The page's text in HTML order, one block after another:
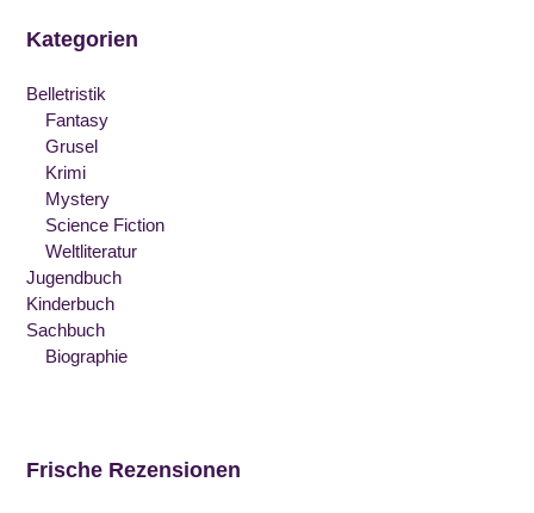
Kategorien
Belletristik
Fantasy
Grusel
Krimi
Mystery
Science Fiction
Weltliteratur
Jugendbuch
Kinderbuch
Sachbuch
Biographie
Frische Rezensionen